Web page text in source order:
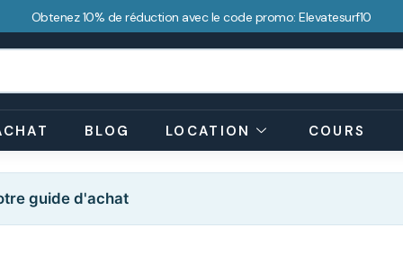
Obtenez 10% de réduction avec le code promo: Elevatesurf10
BLOG LOCATION COURS
guide d'achat